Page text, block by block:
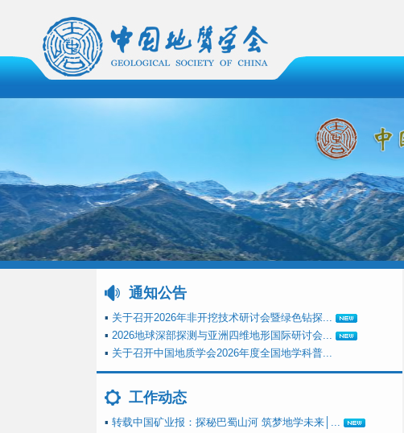
通知公告
▪ 关于召开2026年非开挖技术研讨会暨绿色钻探...
▪ 2026地球深部探测与亚洲四维地形国际研讨会...
▪ 关于召开中国地质学会2026年度全国地学科普...
工作动态
▪ 转载中国矿业报：探秘巴蜀山河 筑梦地学未来│...